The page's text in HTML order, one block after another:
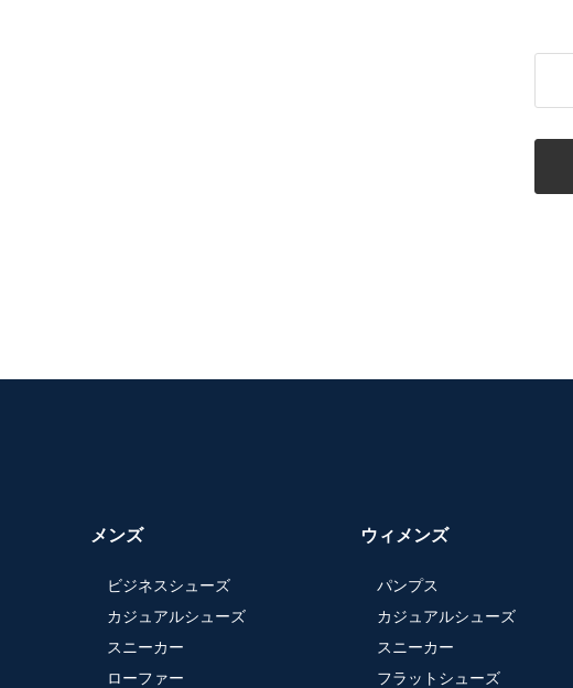
メンズ
ビジネスシューズ
カジュアルシューズ
スニーカー
ローファー
ウィメンズ
パンプス
カジュアルシューズ
スニーカー
フラットシューズ